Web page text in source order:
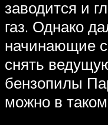
заводится и
газ. Однако
начинающие
снять
бензопилы
можно в